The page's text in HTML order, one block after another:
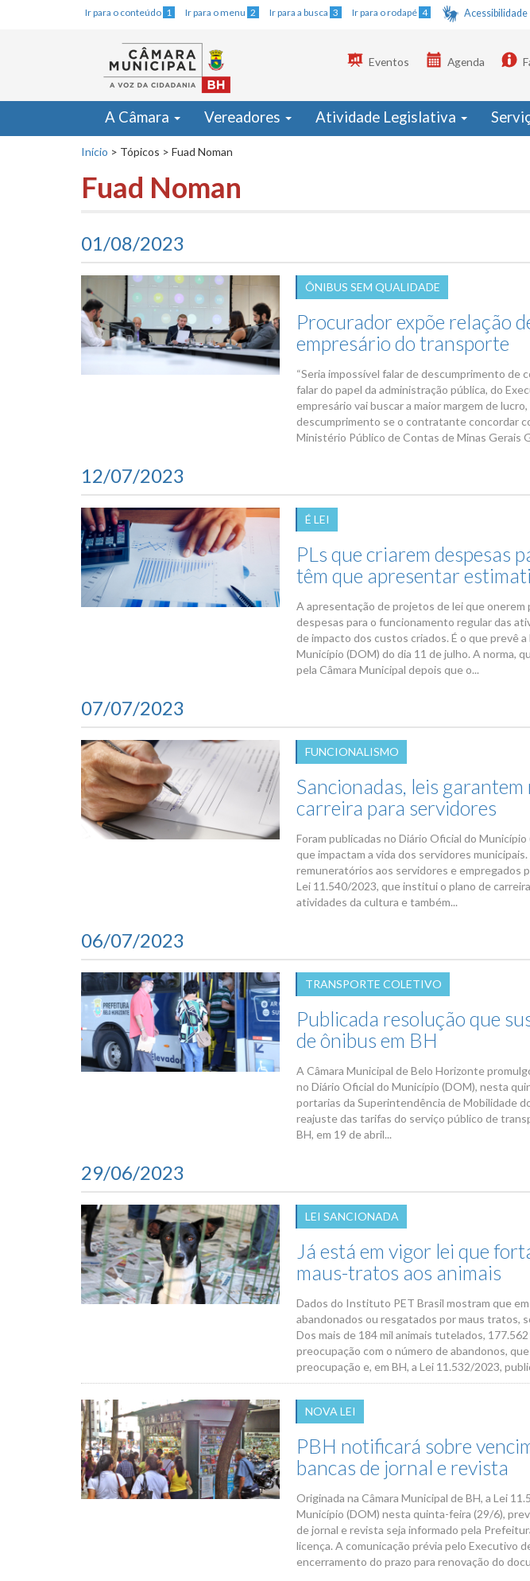
Ir para o conteúdo 1 Ir para o menu 2 Ir para a busca 3 Ir para o rodapé 4 Acessibilidade
Eventos Agenda
A Câmara Vereadores Atividade Legislativa
Início > Tópicos > Fuad Noman
Fuad Noman
01/08/2023
ÔNIBUS SEM QUALIDADE
Procurador expõe relação
empresário do transporte
“Seria impossível falar de descumprimento de
falar do papel da administração pública, do
empresário vai buscar a maior margem de
descumprimento se o contratante concordar
Ministério Público de Contas de Minas Gerais
12/07/2023
É LEI
PLs que criarem despesas
têm que apresentar
A apresentação de projetos de lei que
despesas para o funcionamento regular das
de impacto dos custos criados. É o que prevê
Município (DOM) do dia 11 de julho. A norma,
pela Câmara Municipal depois que o...
07/07/2023
FUNCIONALISMO
Sancionadas, leis
carreira para servidores
Foram publicadas no Diário Oficial do
que impactam a vida dos servidores
remuneratórios aos servidores e empregados
Lei 11.540/2023, que institui o plano de
atividades da cultura e também...
06/07/2023
TRANSPORTE COLETIVO
Publicada resolução que
de ônibus em BH
A Câmara Municipal de Belo Horizonte
no Diário Oficial do Município (DOM), nesta
portarias da Superintendência de Mobilidade
reajuste das tarifas do serviço público de
BH, em 19 de abril...
29/06/2023
LEI SANCIONADA
Já está em vigor lei que
maus-tratos aos animais
Dados do Instituto PET Brasil mostram que
abandonados ou resgatados por maus tratos,
Dos mais de 184 mil animais tutelados,
preocupação com o número de abandonos,
preocupação e, em BH, a Lei 11.532/2023,
NOVA LEI
PBH notificará sobre
bancas de jornal e revista
Originada na Câmara Municipal de BH, a Lei
Município (DOM) nesta quinta-feira (29/6),
de jornal e revista seja informado pela
licença. A comunicação prévia pelo Executivo
encerramento do prazo para renovação do